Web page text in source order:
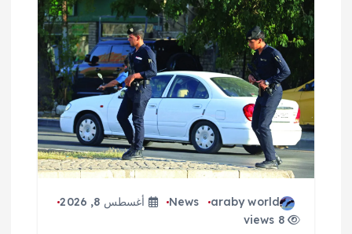
م
ق
araby world
News
أغسطس 8, 2026
8 views